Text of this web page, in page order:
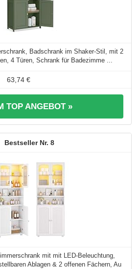
Badschrank im Shaker-Stil, mit 2
4 Türen, Schrank für Badezimme ...
63,74 €
TOP ANGEBOT »
8
mit mit LED-Beleuchtung,
Ablagen & 2 offenen Fächern, Au